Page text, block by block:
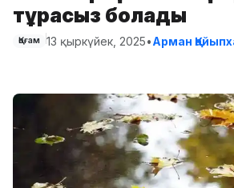
тұрақсыз болады
Қоғам 13 қыркүйек, 2025•Арман